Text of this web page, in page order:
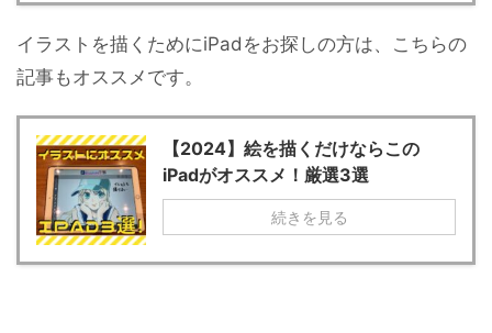
イラストを描くためにiPadをお探しの方は、こちらの
記事もオススメです。
【2024】絵を描くだけならこの
iPadがオススメ！厳選3選
続きを見る